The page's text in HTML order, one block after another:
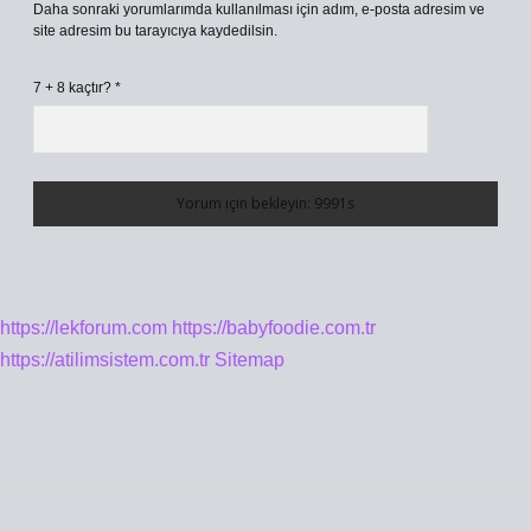
Daha sonraki yorumlarımda kullanılması için adım, e-posta adresim ve
site adresim bu tarayıcıya kaydedilsin.
7 + 8 kaçtır? *
https://lekforum.com https://babyfoodie.com.tr
https://atilimsistem.com.tr Sitemap